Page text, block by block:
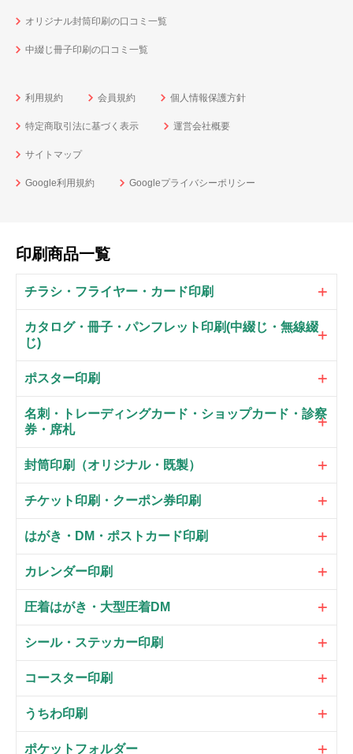
オリジナル封筒印刷の口コミ一覧
中綴じ冊子印刷の口コミ一覧
利用規約 会員規約 個人情報保護方針
特定商取引法に基づく表示 運営会社概要
サイトマップ
Google利用規約 Googleプライバシーポリシー
印刷商品一覧
チラシ・フライヤー・カード印刷
カタログ・冊子・パンフレット印刷(中綴じ・無線綴
じ)
ポスター印刷
名刺・トレーディングカード・ショップカード・診察
券・席札
封筒印刷（オリジナル・既製）
チケット印刷・クーポン券印刷
はがき・DM・ポストカード印刷
カレンダー印刷
圧着はがき・大型圧着DM
シール・ステッカー印刷
コースター印刷
うちわ印刷
ポケットフォルダー